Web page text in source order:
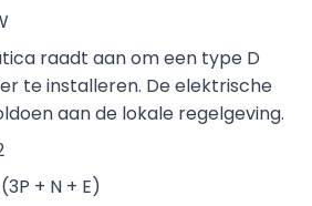
raadt aan om een type D
te installeren. De elektrische
aan de lokale regelgeving.
+ N + E)